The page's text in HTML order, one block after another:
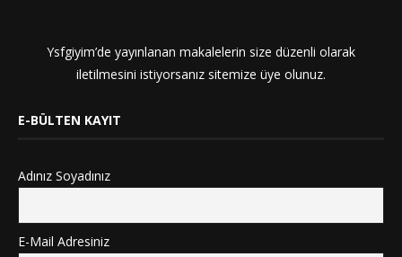
Ysfgiyim’de yayınlanan makalelerin size düzenli olarak
iletilmesini istiyorsanız sitemize üye olunuz.
E-BÜLTEN KAYIT
Adınız Soyadınız
E-Mail Adresiniz